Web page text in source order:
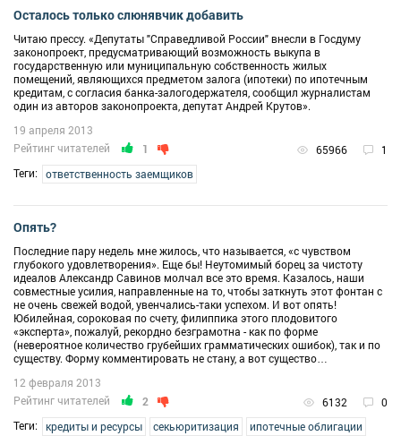
Осталось только слюнявчик добавить
Читаю прессу. «Депутаты "Справедливой России" внесли в Госдуму
законопроект, предусматривающий возможность выкупа в
государственную или муниципальную собственность жилых
помещений, являющихся предметом залога (ипотеки) по ипотечным
кредитам, с согласия банка-залогодержателя, сообщил журналистам
один из авторов законопроекта, депутат Андрей Крутов».
Рейтинг читателей 1 65966 1
19 апреля 2013
Теги: ответственность заемщиков
Опять?
Последние пару недель мне жилось, что называется, «с чувством
глубокого удовлетворения». Еще бы! Неутомимый борец за чистоту
идеалов Александр Савинов молчал все это время. Казалось, наши
совместные усилия, направленные на то, чтобы заткнуть этот фонтан с
не очень свежей водой, увенчались-таки успехом. И вот опять!
Юбилейная, сороковая по счету, филиппика этого плодовитого
«эксперта», пожалуй, рекордно безграмотна - как по форме
(невероятное количество грубейших грамматических ошибок), так и по
существу. Форму комментировать не стану, а вот существо…
Рейтинг читателей 2 6132 0
12 февраля 2013
Теги: кредиты и ресурсы секьюритизация ипотечные облигации